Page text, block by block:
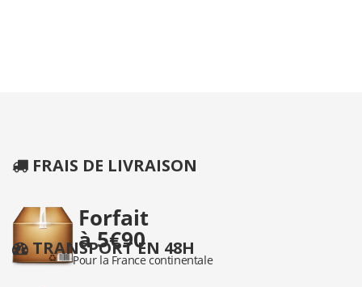
FRAIS DE LIVRAISON
TRANSPORT EN 48H